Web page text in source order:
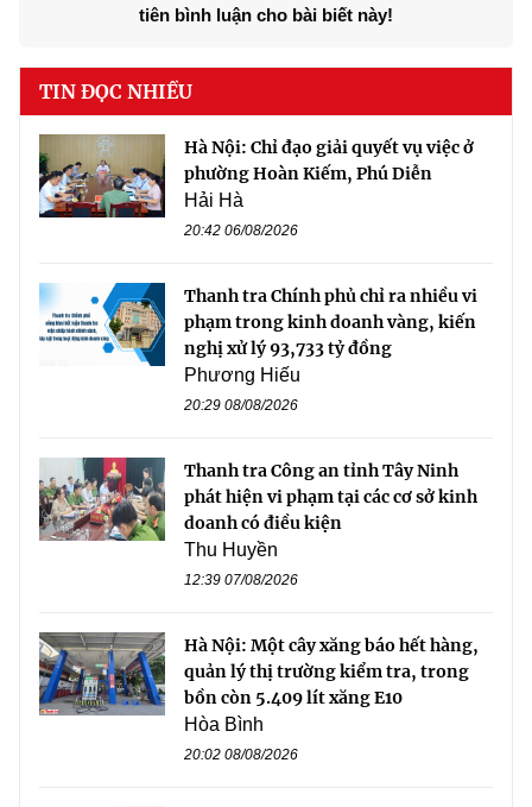
tiên bình luận cho bài biết này!
TIN ĐỌC NHIỀU
Hà Nội: Chỉ đạo giải quyết vụ việc ở
phường Hoàn Kiếm, Phú Diễn
Hải Hà
20:42 06/08/2026
Thanh tra Chính phủ chỉ ra nhiều vi
phạm trong kinh doanh vàng, kiến
nghị xử lý 93,733 tỷ đồng
Phương Hiếu
20:29 08/08/2026
Thanh tra Công an tỉnh Tây Ninh
phát hiện vi phạm tại các cơ sở kinh
doanh có điều kiện
Thu Huyền
12:39 07/08/2026
Hà Nội: Một cây xăng báo hết hàng,
quản lý thị trường kiểm tra, trong
bồn còn 5.409 lít xăng E10
Hòa Bình
20:02 08/08/2026